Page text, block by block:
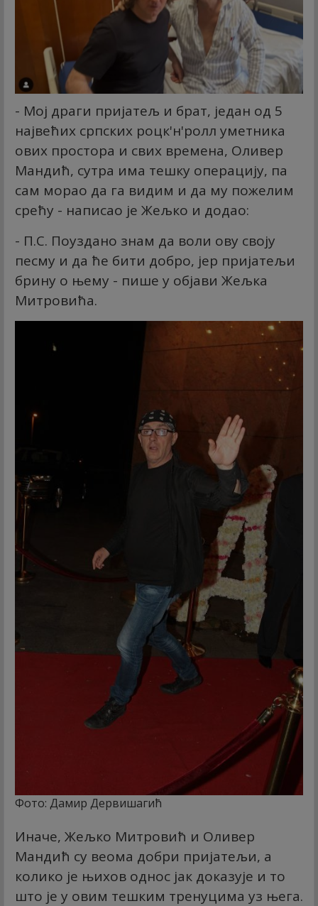
- Мој драги пријатељ и брат, један од 5
највећих српских роцк'н'ролл уметника
ових простора и свих времена, Оливер
Мандић, сутра има тешку операцију, па
сам морао да га видим и да му пожелим
срећу - написао је Жељко и додао:
- П.С. Поуздано знам да воли ову своју
песму и да ће бити добро, јер пријатељи
брину о њему - пише у објави Жељка
Митровића.
Фото: Дамир Дервишагић
Иначе, Жељко Митровић и Оливер
Мандић су веома добри пријатељи, а
колико је њихов однос јак доказује и то
што је у овим тешким тренуцима уз њега.